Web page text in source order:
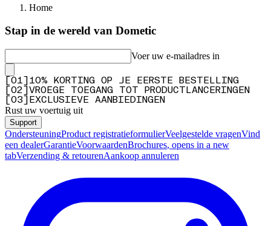
Home
Stap in de wereld van Dometic
Voer uw e-mailadres in
01
10% KORTING OP JE EERSTE BESTELLING
02
VROEGE TOEGANG TOT PRODUCTLANCERINGEN
03 EXCLUSIEVE AANBIEDINGEN
Rust uw voertuig uit
Support
OndersteuningProduct registratieformulierVeelgestelde vragenVind
een dealerGarantieVoorwaardenBrochures, opens in a new
tabVerzending & retourenAankoop annuleren